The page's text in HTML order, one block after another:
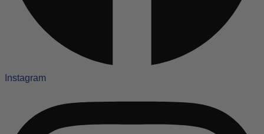
Instagram